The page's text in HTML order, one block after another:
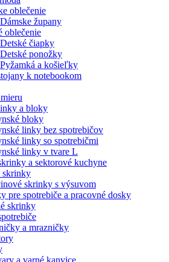
oblečenie
Dámske župany
oblečenie
Detské čiapky
Detské ponožky
Pyžamká a košieľky
k notebookom
a bloky
bloky
linky bez spotrebičov
linky so spotrebičmi
linky v tvare L
a sektorové kuchyne
skrinky
skrinky s výsuvom
pre spotrebiče a pracovné dosky
skrinky
a mrazničky
a varné kanvice